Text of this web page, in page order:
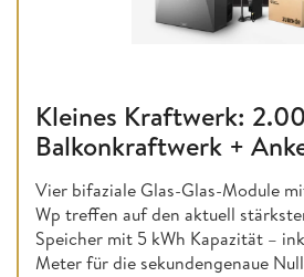
Kleines Kraftwerk:
Balkonkraftwerk +
Vier bifaziale Glas-Glas-Module
Wp treffen auf den aktuell
Speicher mit 5 kWh Kapazität –
Meter für die sekundengenaue